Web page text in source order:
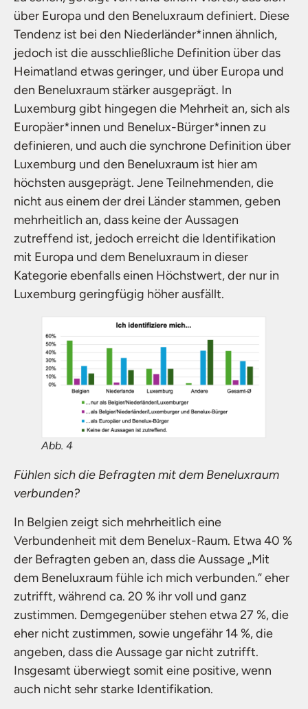
über Europa und den Beneluxraum definiert. Diese
Tendenz ist bei den Niederländer*innen ähnlich,
jedoch ist die ausschließliche Definition über das
Heimatland etwas geringer, und über Europa und
den Beneluxraum stärker ausgeprägt. In
Luxemburg gibt hingegen die Mehrheit an, sich als
Europäer*innen und Benelux-Bürger*innen zu
definieren, und auch die synchrone Definition über
Luxemburg und den Beneluxraum ist hier am
höchsten ausgeprägt. Jene Teilnehmenden, die
nicht aus einem der drei Länder stammen, geben
mehrheitlich an, dass keine der Aussagen
zutreffend ist, jedoch erreicht die Identifikation
mit Europa und dem Beneluxraum in dieser
Kategorie ebenfalls einen Höchstwert, der nur in
Luxemburg geringfügig höher ausfällt.
Abb. 4
Fühlen sich die Befragten mit dem Beneluxraum
verbunden?
In Belgien zeigt sich mehrheitlich eine
Verbundenheit mit dem Benelux-Raum. Etwa 40 %
der Befragten geben an, dass die Aussage „Mit
dem Beneluxraum fühle ich mich verbunden.“ eher
zutrifft, während ca. 20 % ihr voll und ganz
zustimmen. Demgegenüber stehen etwa 27 %, die
eher nicht zustimmen, sowie ungefähr 14 %, die
angeben, dass die Aussage gar nicht zutrifft.
Insgesamt überwiegt somit eine positive, wenn
auch nicht sehr starke Identifikation.